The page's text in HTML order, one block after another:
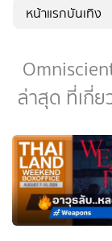
หน้าแรกบันเทิง
ล่าสุด ที่เกี่